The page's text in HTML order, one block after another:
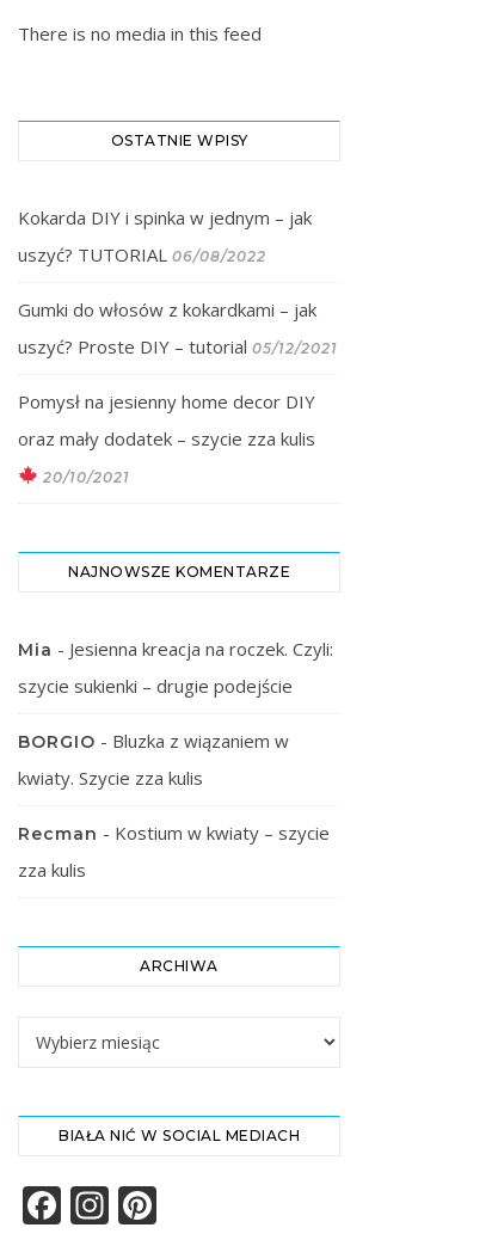
There is no media in this feed
OSTATNIE WPISY
Kokarda DIY i spinka w jednym – jak
uszyć? TUTORIAL 06/08/2022
Gumki do włosów z kokardkami – jak
uszyć? Proste DIY – tutorial 05/12/2021
Pomysł na jesienny home decor DIY
oraz mały dodatek – szycie zza kulis
20/10/2021
NAJNOWSZE KOMENTARZE
Mia - Jesienna kreacja na roczek. Czyli:
szycie sukienki – drugie podejście
BORGIO - Bluzka z wiązaniem w
kwiaty. Szycie zza kulis
Recman - Kostium w kwiaty – szycie
zza kulis
ARCHIWA
BIAŁA NIĆ W SOCIAL MEDIACH
Facebook
Instagram